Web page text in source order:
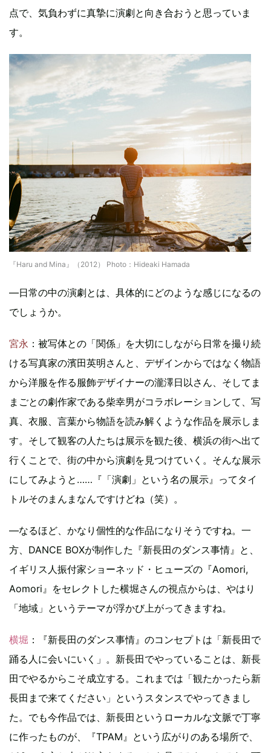
点で、気負わずに真摯に演劇と向き合おうと思っていま
す。
『Haru and Mina』（2012） Photo：Hideaki Hamada
―日常の中の演劇とは、具体的にどのような感じになるの
でしょうか。
宮永 ：被写体との「関係」を大切にしながら日常を撮り続
ける写真家の濱田英明さんと、デザインからではなく物語
から洋服を作る服飾デザイナーの瀧澤日以さん、そしてま
まごとの劇作家である柴幸男がコラボレーションして、写
真、衣服、言葉から物語を読み解くような作品を展示しま
す。そして観客の人たちは展示を観た後、横浜の街へ出て
行くことで、街の中から演劇を見つけていく。そんな展示
にしてみようと……『「演劇」という名の展示』ってタイ
トルそのまんまなんですけどね（笑）。
―なるほど、かなり個性的な作品になりそうですね。一
方、DANCE BOXが制作した『新長田のダンス事情』と、
イギリス人振付家ショーネッド・ヒューズの『Aomori,
Aomori』をセレクトした横堀さんの視点からは、やはり
「地域」というテーマが浮かび上がってきますね。
横堀 ：『新長田のダンス事情』のコンセプトは「新長田で
踊る人に会いにいく」。新長田でやっていることは、新長
田でやるからこそ成立する。これまでは「観たかったら新
長田まで来てください」というスタンスでやってきまし
た。でも今作品では、新長田というローカルな文脈で丁寧
に作ったものが、『TPAM』という広がりのある場所で、